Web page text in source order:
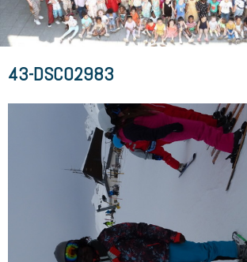
43-DSC02983